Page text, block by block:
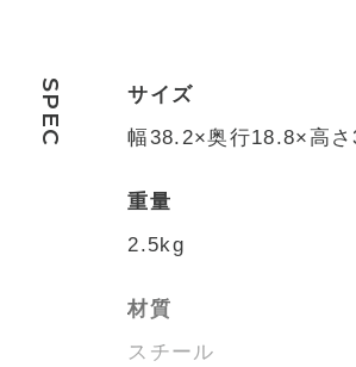
SPEC
サイズ
幅38.2×奥行18.8×高さ
重量
2.5kg
材質
スチール